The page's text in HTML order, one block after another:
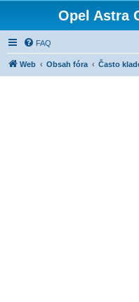
Opel Astra
FAQ
Web Obsah fóra Často